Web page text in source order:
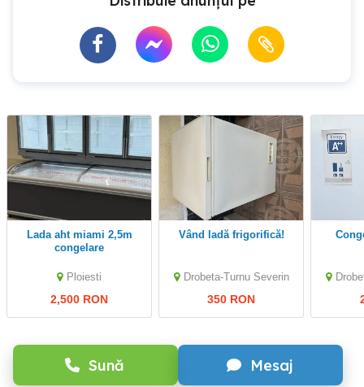
Sună Mesaj
Lada aht miami 2,5m
congelare
Ploiesti
2,500 RON
Vând ladă frigorifică!
Drobeta-Turnu Severin
350 RON